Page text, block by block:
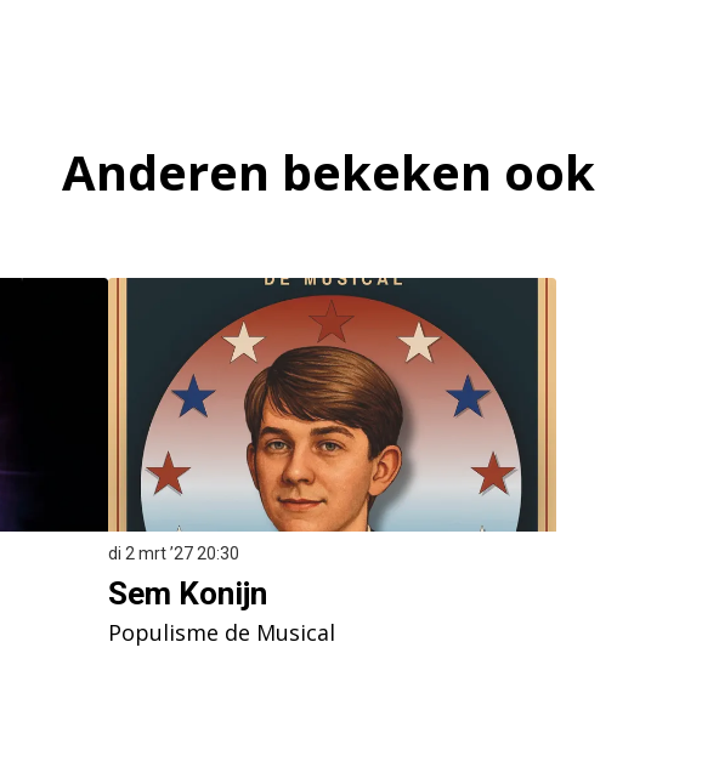
Anderen bekeken ook
Sem Konijn
Populisme de Musical
di 2 mrt ’27 20:30